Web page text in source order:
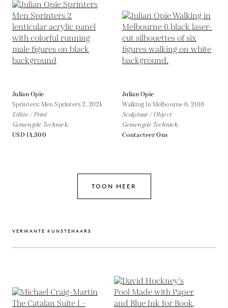
Julian Opie
Sprinters: Men Sprinters 2, 2024
Editie / Print
Gemengde Techniek.
USD 14,300
Julian Opie
Walking In Melbourne 6,2018
Sculptuur / Object
Gemengde Techniek.
Contacteer Ons
TOON MEER
VERWANTE KUNSTENAARS